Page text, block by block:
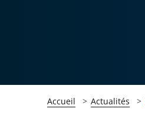
Accueil Actualités